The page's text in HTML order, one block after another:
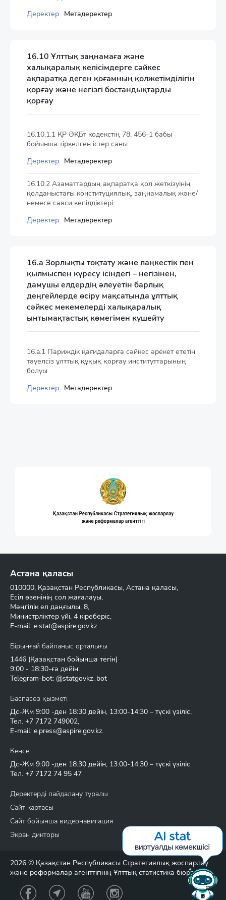
Деректер Метадеректер
16.10 Ұлттық заңнамаға және
халықаралық келісімдерге сәйкес
ақпаратқа деген қоғамның қолжетімділігін
қорғау және негізгі бостандықтарды
қорғау
16.10.1.1 ҚР ӘҚБт кодекстің 78, 456-1 бабы
бойынша тіркелген істер саны
Деректер Метадеректер
16.10.2 Азаматтардың ақпаратқа қол жеткізуінің
қолданыстағы конституциялық, заңнамалық және/
немесе саяси кепілдіктері
Деректер Метадеректер
16.a Зорлықты тоқтату және лаңкестік пен
қылмыспен күресу ісіндегі – негізінен,
дамушы елдердің әлеуетін барлық
деңгейлерде өсіру мақсатында ұлттық
сәйкес мекемелерді халықаралық
ынтымақтастық көмегімен күшейту
16.a.1 Париждік қағидаларға сәйкес әрекет ететін
тәуелсіз ұлттық құқық қорғау институттарының
болуы
Деректер Метадеректер
Астана қаласы
010000, Қазақстан Республикасы, Астана қаласы,
Есіл өзенінің сол жағалауы,
Мәңгілік ел даңғылы, 8,
Министрліктер үйі, 4 кіреберіс,
E-mail: e.stat@aspire.gov.kz
Бірыңғай байланыс орталығы
1446 (Қазақстан бойынша тегін)
9:00 - 18:30-ға дейін:
Telegram-bot: @statgovkz_bot
Баспасөз қызметі
Дс-Жм 9:00 -ден 18:30 дейін, 13:00-14:30 – түскі үзіліс,
Тел. +7 7172 749002,
E-mail: e.press@aspire.gov.kz.
Кеңсе
Дс-Жм 9:00 -ден 18:30 дейін, 13:00-14:30 – түскі үзіліс
Тел. +7 7172 74 95 47
Деректерді пайдалану туралы
Сайт картасы
Сайт бойынша видеонавигация
Экран дикторы
2026 © Қазақстан Республикасы Стратегиялық жоспарлау
және реформалар агенттігінің Ұлттық статистика бюросы